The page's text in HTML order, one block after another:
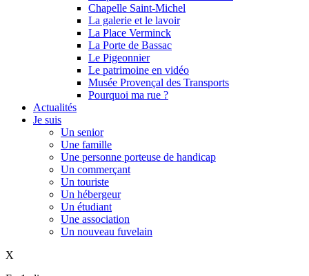
Chapelle Saint-Michel
La galerie et le lavoir
La Place Verminck
La Porte de Bassac
Le Pigeonnier
Le patrimoine en vidéo
Musée Provençal des Transports
Pourquoi ma rue ?
Actualités
Je suis
Un senior
Une famille
Une personne porteuse de handicap
Un commerçant
Un touriste
Un hébergeur
Un étudiant
Une association
Un nouveau fuvelain
X